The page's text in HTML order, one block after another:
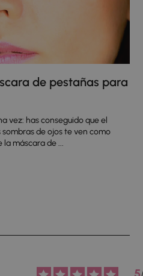
de pestañas para
vez: has conseguido que el
de ojos te ven como
máscara de ...